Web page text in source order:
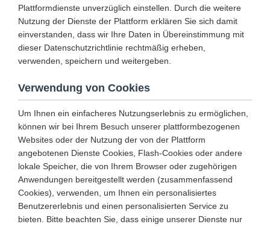
Plattformdienste unverzüglich einstellen. Durch die weitere
Nutzung der Dienste der Plattform erklären Sie sich damit
einverstanden, dass wir Ihre Daten in Übereinstimmung mit
dieser Datenschutzrichtlinie rechtmäßig erheben,
verwenden, speichern und weitergeben.
Verwendung von Cookies
Um Ihnen ein einfacheres Nutzungserlebnis zu ermöglichen,
können wir bei Ihrem Besuch unserer plattformbezogenen
Websites oder der Nutzung der von der Plattform
angebotenen Dienste Cookies, Flash-Cookies oder andere
lokale Speicher, die von Ihrem Browser oder zugehörigen
Anwendungen bereitgestellt werden (zusammenfassend
Cookies), verwenden, um Ihnen ein personalisiertes
Benutzererlebnis und einen personalisierten Service zu
bieten. Bitte beachten Sie, dass einige unserer Dienste nur